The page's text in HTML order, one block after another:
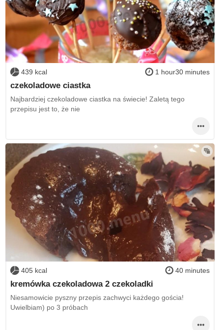
439 kcal 1 hour30 minutes
czekoladowe ciastka
Najbardziej czekoladowe ciastka na świecie! Zaletą tego
przepisu jest to, że nie
405 kcal 40 minutes
kremówka czekoladowa 2 czekoladki
Niesamowicie pyszny przepis zachwyci każdego gościa!
Uwielbiam) po 3 próbach